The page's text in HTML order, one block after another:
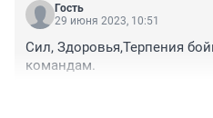
Гость
29 июня 2023, 10:51
Сил, Здоровья,Терпения
командам.